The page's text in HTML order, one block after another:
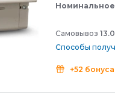
Самовывоз
Способы
+52 бонуса